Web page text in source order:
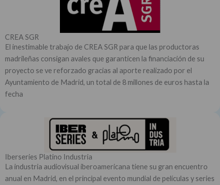
CREA SGR
El inestimable trabajo de CREA SGR para que las productoras
madrileñas consigan avales que garanticen la financiación de su
proyecto se ve reforzado gracias al aporte realizado por el
Ayuntamiento de Madrid, un total de 8 millones de euros hasta la
fecha
Iberseries Platino Industria
La industria audiovisual iberoamericana tiene su gran encuentro
anual en Madrid, en el principal evento mundial de películas y series